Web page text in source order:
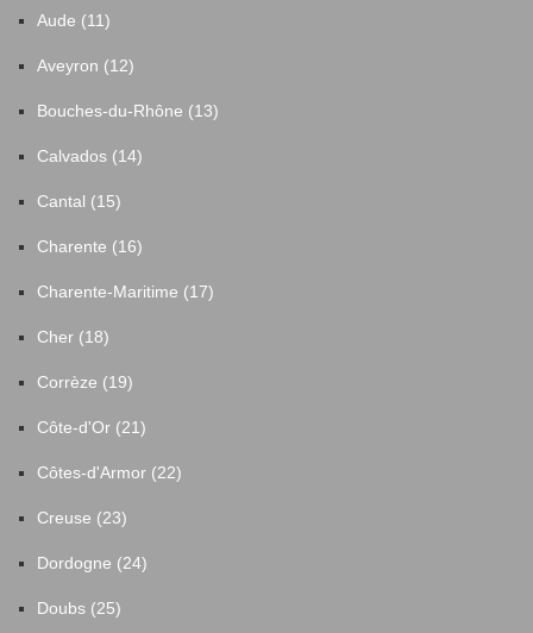
Aude (11)
Aveyron (12)
Bouches-du-Rhône (13)
Calvados (14)
Cantal (15)
Charente (16)
Charente-Maritime (17)
Cher (18)
Corrèze (19)
Côte-d'Or (21)
Côtes-d'Armor (22)
Creuse (23)
Dordogne (24)
Doubs (25)